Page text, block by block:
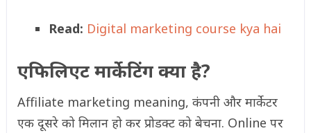
Read: Digital marketing course kya hai
एफिलिएट मार्केटिंग क्या है?
Affiliate marketing meaning, कंपनी और मार्केटर
एक दूसरे को मिलान हो कर प्रोडक्ट को बेचना. Online पर